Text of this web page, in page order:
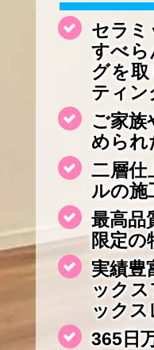
セラミ
すべら
グを
ティン
ご家族
められ
二層
ルの施
最高品
限定の
実績豊
ック
ック
365日